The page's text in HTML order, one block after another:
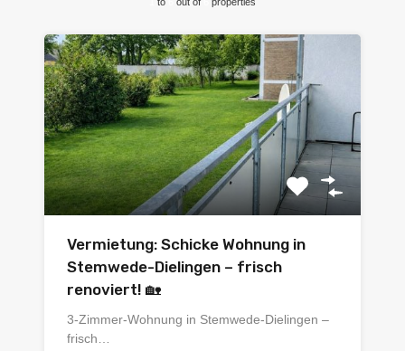
Vermietung: Schicke Wohnung in
Stemwede-Dielingen – frisch
renoviert! 🏡
3-Zimmer-Wohnung in Stemwede-Dielingen –
frisch…